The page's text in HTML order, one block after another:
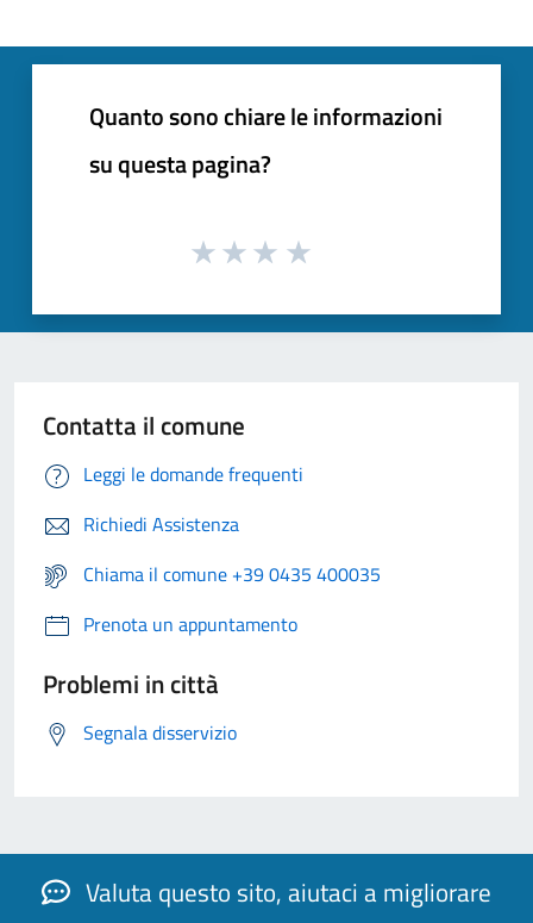
Quanto sono chiare le informazioni
su questa pagina?
Contatta il comune
Leggi le domande frequenti
Richiedi Assistenza
Chiama il comune +39 0435 400035
Prenota un appuntamento
Problemi in città
Segnala disservizio
Valuta questo sito, aiutaci a migliorare